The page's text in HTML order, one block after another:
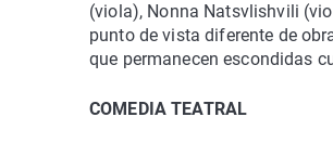
(viola), Nonna Natsvlishvili
punto de vista diferente de
que permanecen escondidas
COMEDIA TEATRAL